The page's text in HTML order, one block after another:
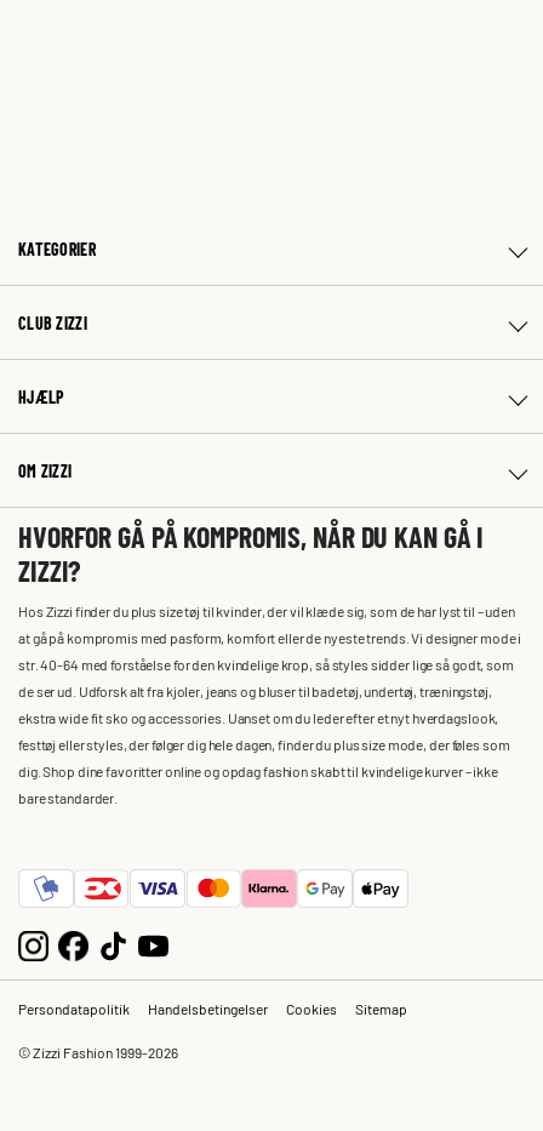
KATEGORIER
CLUB ZIZZI
HJÆLP
OM ZIZZI
HVORFOR GÅ PÅ KOMPROMIS, NÅR DU KAN GÅ I
ZIZZI?
Hos Zizzi finder du plus size tøj til kvinder, der vil klæde sig, som de har lyst til – uden
at gå på kompromis med pasform, komfort eller de nyeste trends. Vi designer mode i
str. 40-64 med forståelse for den kvindelige krop, så styles sidder lige så godt, som
de ser ud. Udforsk alt fra kjoler, jeans og bluser til badetøj, undertøj, træningstøj,
ekstra wide fit sko og accessories. Uanset om du leder efter et nyt hverdagslook,
festtøj eller styles, der følger dig hele dagen, finder du plus size mode, der føles som
dig. Shop dine favoritter online og opdag fashion skabt til kvindelige kurver – ikke
bare standarder.
Persondatapolitik Handelsbetingelser Cookies Sitemap
© Zizzi Fashion 1999-2026